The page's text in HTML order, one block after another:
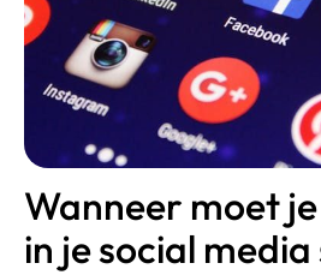
Wanneer moet
in je social